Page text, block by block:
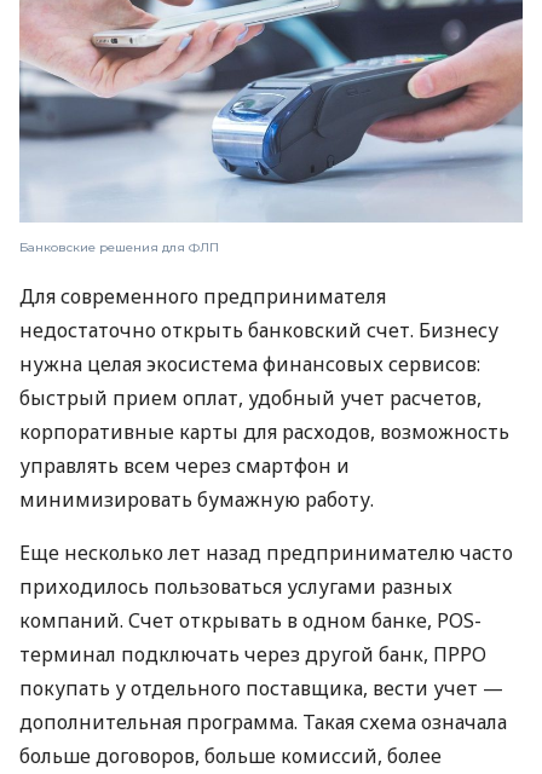
Банковские решения для ФЛП
Для современного предпринимателя
недостаточно открыть банковский счет. Бизнесу
нужна целая экосистема финансовых сервисов:
быстрый прием оплат, удобный учет расчетов,
корпоративные карты для расходов, возможность
управлять всем через смартфон и
минимизировать бумажную работу.
Еще несколько лет назад предпринимателю часто
приходилось пользоваться услугами разных
компаний. Счет открывать в одном банке, POS-
терминал подключать через другой банк, ПРРО
покупать у отдельного поставщика, вести учет —
дополнительная программа. Такая схема означала
больше договоров, больше комиссий, более